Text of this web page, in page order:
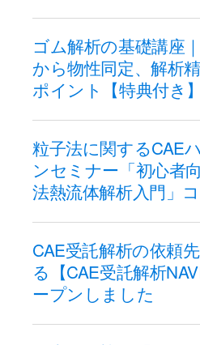
ゴム解析の基礎講座
から物性同定、解析
ポイント【特典付き】
粒子法に関するCAE
ンセミナー「初心者
法熱流体解析入門」
CAE受託解析の依頼
る【CAE受託解析
ープンしました